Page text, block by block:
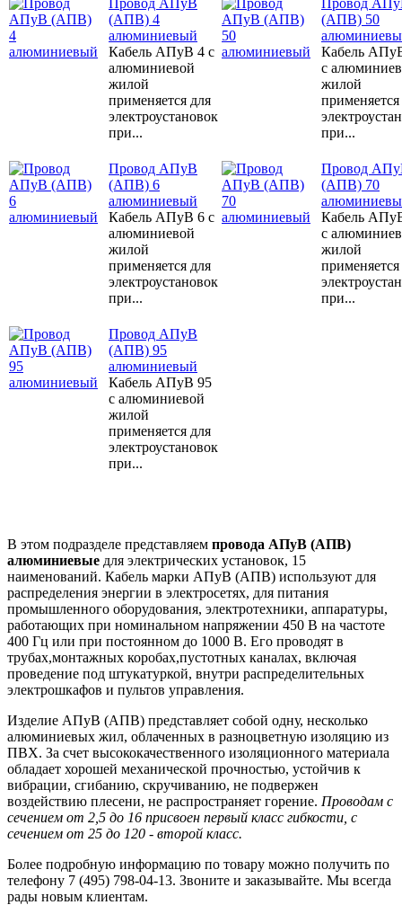
(АПВ) 4
алюминиевый
Кабель АПуВ 4 с
алюминиевой
жилой
применяется для
электроустановок
при...
(АПВ) 50
Кабель
с
жилой
применяется
при...
Провод АПуВ
(АПВ) 6
алюминиевый
Кабель АПуВ 6 с
алюминиевой
жилой
применяется для
электроустановок
при...
Провод
(АПВ) 70
Кабель
с
жилой
применяется
при...
Провод АПуВ
(АПВ) 95
алюминиевый
Кабель АПуВ 95
с алюминиевой
жилой
применяется для
электроустановок
при...
В этом подразделе представляем провода АПуВ (АПВ)
алюминиевые для электрических установок, 15
наименований. Кабель марки АПуВ (АПВ) используют для
распределения энергии в электросетях, для питания
промышленного оборудования, электротехники, аппаратуры,
работающих при номинальном напряжении 450 В на частоте
400 Гц или при постоянном до 1000 В. Его проводят в
трубах,монтажных коробах,пустотных каналах, включая
проведение под штукатуркой, внутри распределительных
электрошкафов и пультов управления.
Изделие АПуВ (АПВ) представляет собой одну, несколько
алюминиевых жил, облаченных в разноцветную изоляцию из
ПВХ. За счет высококачественного изоляционного материала
обладает хорошей механической прочностью, устойчив к
вибрации, сгибанию, скручиванию, не подвержен
воздействию плесени, не распространяет горение. Проводам с
сечением от 2,5 до 16 присвоен первый класс гибкости, с
сечением от 25 до 120 - второй класс.
Более подробную информацию по товару можно получить по
телефону 7 (495) 798-04-13. Звоните и заказывайте. Мы всегда
рады новым клиентам.